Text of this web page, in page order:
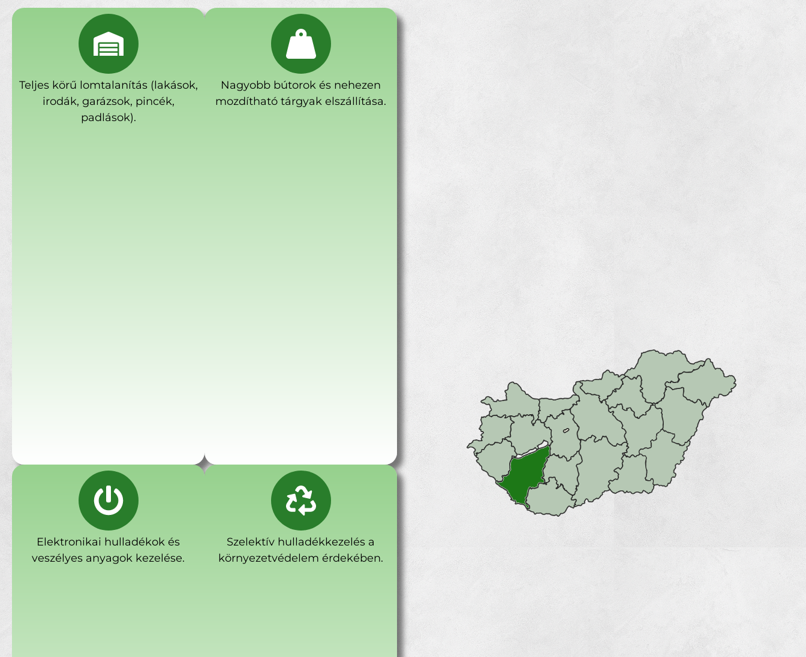
Teljes körű lomtalanítás (lakások,
irodák, garázsok, pincék,
padlások).
Nagyobb bútorok és nehezen
mozdítható tárgyak elszállítása.
Elektronikai hulladékok és
veszélyes anyagok kezelése.
Szelektív hulladékkezelés a
környezetvédelem érdekében.